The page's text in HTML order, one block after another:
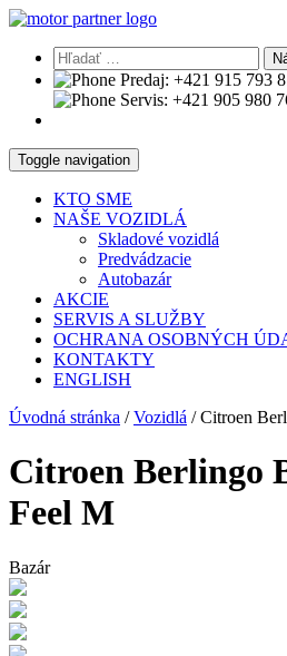
Hľadať:
Predaj: +421 915 793
Servis: +421 905 980
Toggle navigation
KTO SME
NAŠE VOZIDLÁ
Skladové vozidlá
Predvádzacie
Autobazár
AKCIE
SERVIS A SLUŽBY
OCHRANA OSOBNÝCH
KONTAKTY
ENGLISH
Úvodná stránka /Vozidlá /Citroen
Citroen Berlingo
Feel M
Bazár